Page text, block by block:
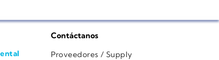
Contáctanos
Proveedores / Supply